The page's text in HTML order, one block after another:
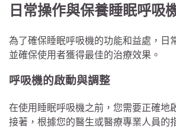
日常操作與保養睡眠呼吸
為了確保睡眠呼吸機的功能和益處，日
並確保使用者獲得最佳的治療效果。
呼吸機的啟動與調整
在使用睡眠呼吸機之前，您需要正確地
接著，根據您的醫生或醫療專業人員的